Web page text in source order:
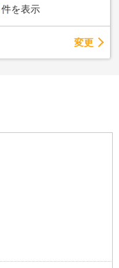
件を表示
変更